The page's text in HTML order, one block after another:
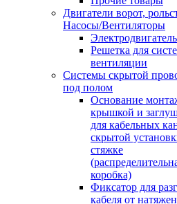
Двигатели ворот,
Насосы/Вентиляторы
Электродвигатель
Решетка для
вентиляции
Системы скрытой
под полом
Основание
крышкой и
для кабельных
скрытой
стяжке
коробка)
Фиксатор для
кабеля от